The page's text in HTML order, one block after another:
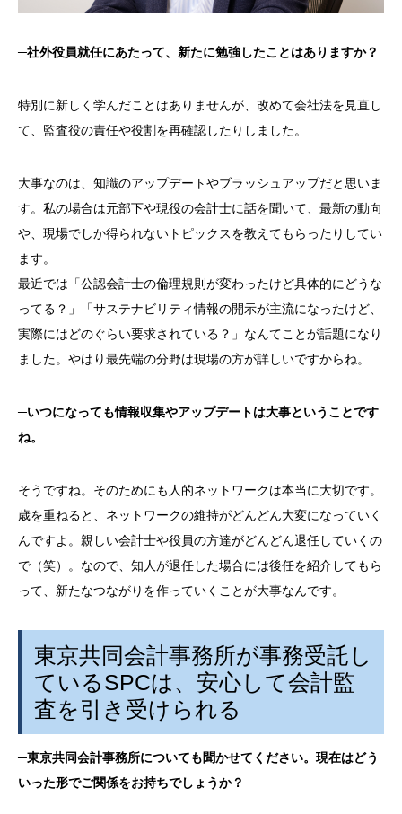
─社外役員就任にあたって、新たに勉強したことはありますか？
特別に新しく学んだことはありませんが、改めて会社法を見直し
て、監査役の責任や役割を再確認したりしました。
大事なのは、知識のアップデートやブラッシュアップだと思いま
す。私の場合は元部下や現役の会計士に話を聞いて、最新の動向
や、現場でしか得られないトピックスを教えてもらったりしてい
ます。
最近では「公認会計士の倫理規則が変わったけど具体的にどうな
ってる？」「サステナビリティ情報の開示が主流になったけど、
実際にはどのぐらい要求されている？」なんてことが話題になり
ました。やはり最先端の分野は現場の方が詳しいですからね。
─いつになっても情報収集やアップデートは大事ということです
ね。
そうですね。そのためにも人的ネットワークは本当に大切です。
歳を重ねると、ネットワークの維持がどんどん大変になっていく
んですよ。親しい会計士や役員の方達がどんどん退任していくの
で（笑）。なので、知人が退任した場合には後任を紹介してもら
って、新たなつながりを作っていくことが大事なんです。
東京共同会計事務所が事務受託し
ているSPCは、安心して会計監
査を引き受けられる
─東京共同会計事務所についても聞かせてください。現在はどう
いった形でご関係をお持ちでしょうか？